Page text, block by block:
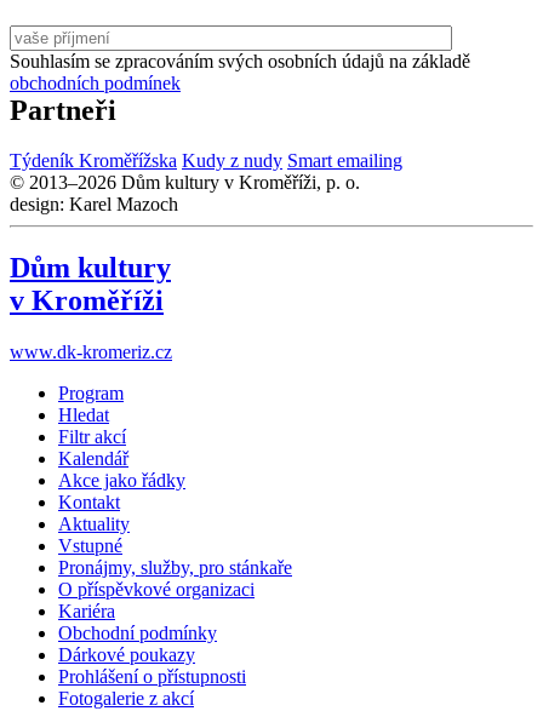
Souhlasím se zpracováním svých osobních údajů na základě
obchodních podmínek
Partneři
Týdeník Kroměřížska Kudy z nudy Smart emailing
© 2013–2026 Dům kultury v Kroměříži, p. o.
design: Karel Mazoch
Dům kultury
v Kroměříži
www.dk-kromeriz.cz
Program
Hledat
Filtr akcí
Kalendář
Akce jako řádky
Kontakt
Aktuality
Vstupné
Pronájmy, služby, pro stánkaře
O příspěvkové organizaci
Kariéra
Obchodní podmínky
Dárkové poukazy
Prohlášení o přístupnosti
Fotogalerie z akcí